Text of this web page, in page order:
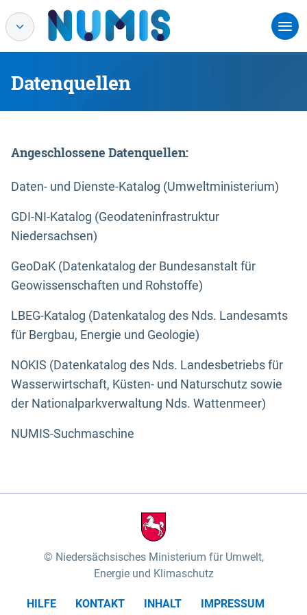
Datenquellen
Angeschlossene Datenquellen:
Daten- und Dienste-Katalog (Umweltministerium)
GDI-NI-Katalog (Geodateninfrastruktur
Niedersachsen)
GeoDaK (Datenkatalog der Bundesanstalt für
Geowissenschaften und Rohstoffe)
LBEG-Katalog (Datenkatalog des Nds. Landesamts
für Bergbau, Energie und Geologie)
NOKIS (Datenkatalog des Nds. Landesbetriebs für
Wasserwirtschaft, Küsten- und Naturschutz sowie
der Nationalparkverwaltung Nds. Wattenmeer)
NUMIS-Suchmaschine
Niedersächsisches Ministerium für Umwelt,
Energie und Klimaschutz
HILFE KONTAKT INHALT
IMPRESSUM